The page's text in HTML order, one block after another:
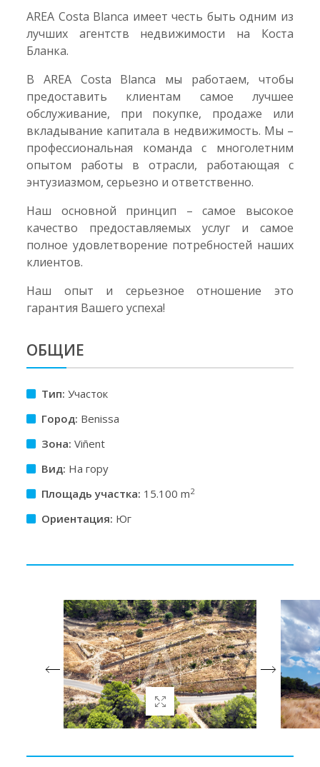
AREA Costa Blanca имеет честь быть одним из
лучших агентств недвижимости на Коста
Бланка.
В AREA Costa Blanca мы работаем, чтобы
предоставить клиентам самое лучшее
обслуживание, при покупке, продаже или
вкладывание капитала в недвижимость. Мы –
профессиональная команда с многолетним
опытом работы в отрасли, работающая с
энтузиазмом, серьезно и ответственно.
Наш основной принцип – самое высокое
качество предоставляемых услуг и самое
полное удовлетворение потребностей наших
клиентов.
Наш опыт и серьезное отношение это
гарантия Вашего успеха!
ОБЩИЕ
Тип: Участок
Город: Benissa
Зона: Viñent
Вид: На гору
Площадь участкa: 15.100 m2
Ориентация: Юг